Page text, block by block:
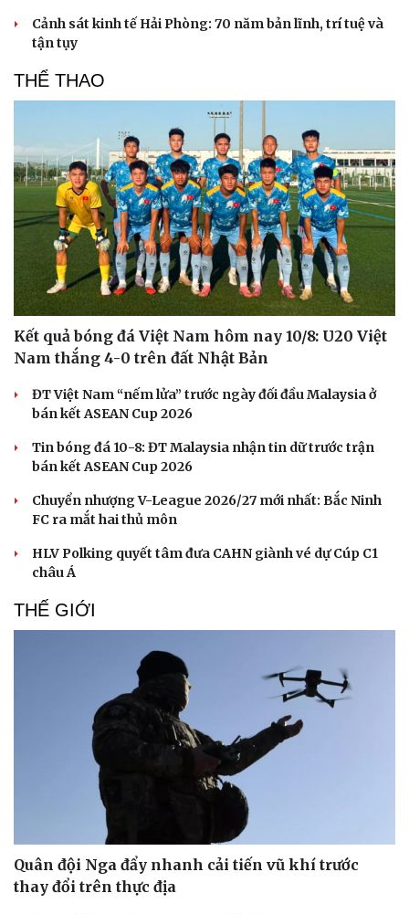
Tư vấn
Săn Tour
Đọc truyện đêm khuya
Kể chuyện cho bé
Hạt giống tâm hồn
Cảnh sát kinh tế Hải Phòng: 70 năm bản lĩnh, trí tuệ và
tận tụy
THỂ THAO
Kết quả bóng đá Việt Nam hôm nay 10/8: U20 Việt
Nam thắng 4-0 trên đất Nhật Bản
ĐT Việt Nam “nếm lửa” trước ngày đối đầu Malaysia ở
bán kết ASEAN Cup 2026
Tin bóng đá 10-8: ĐT Malaysia nhận tin dữ trước trận
bán kết ASEAN Cup 2026
Chuyển nhượng V-League 2026/27 mới nhất: Bắc Ninh
FC ra mắt hai thủ môn
HLV Polking quyết tâm đưa CAHN giành vé dự Cúp C1
châu Á
THẾ GIỚI
Quân đội Nga đẩy nhanh cải tiến vũ khí trước
thay đổi trên thực địa